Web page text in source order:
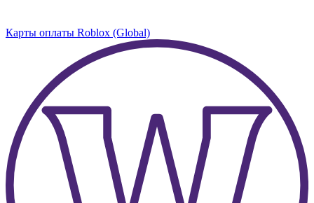
Карты оплаты Roblox (Global)